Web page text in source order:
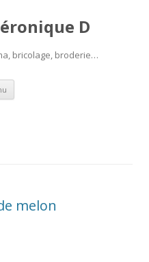
D
bricolage, broderie…
Aller
contenu
melon